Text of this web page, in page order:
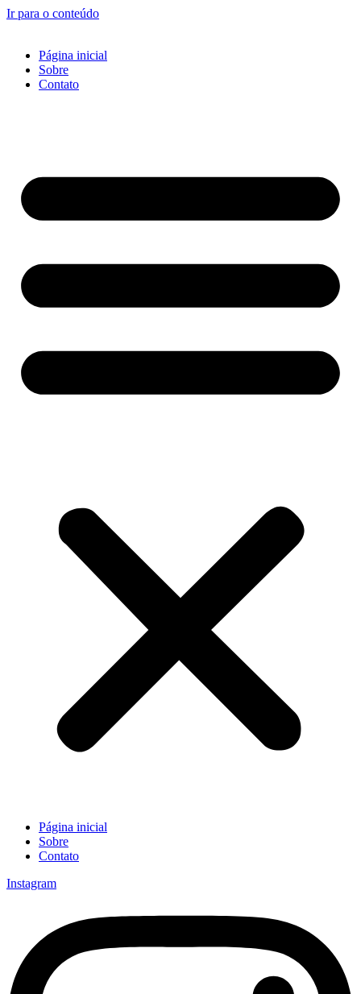
Ir para o conteúdo
Página inicial
Sobre
Contato
Página inicial
Sobre
Contato
Instagram